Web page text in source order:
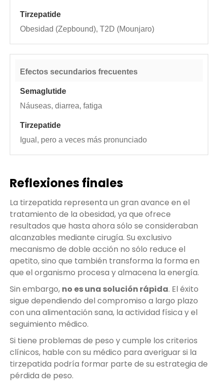
Obesidad (Zepbound), T2D (Mounjaro)
Efectos secundarios frecuentes
Náuseas, diarrea, fatiga
Igual, pero a veces más pronunciado
Reflexiones finales
La tirzepatida representa un gran avance en el
tratamiento de la obesidad, ya que ofrece
resultados que hasta ahora sólo se consideraban
alcanzables mediante cirugía. Su exclusivo
mecanismo de doble acción no sólo reduce el
apetito, sino que también transforma la forma en
que el organismo procesa y almacena la energía.
Sin embargo, no es una solución rápida. El éxito
sigue dependiendo del compromiso a largo plazo
con una alimentación sana, la actividad física y el
seguimiento médico.
Si tiene problemas de peso y cumple los criterios
clínicos, hable con su médico para averiguar si la
tirzepatida podría formar parte de su estrategia de
pérdida de peso.